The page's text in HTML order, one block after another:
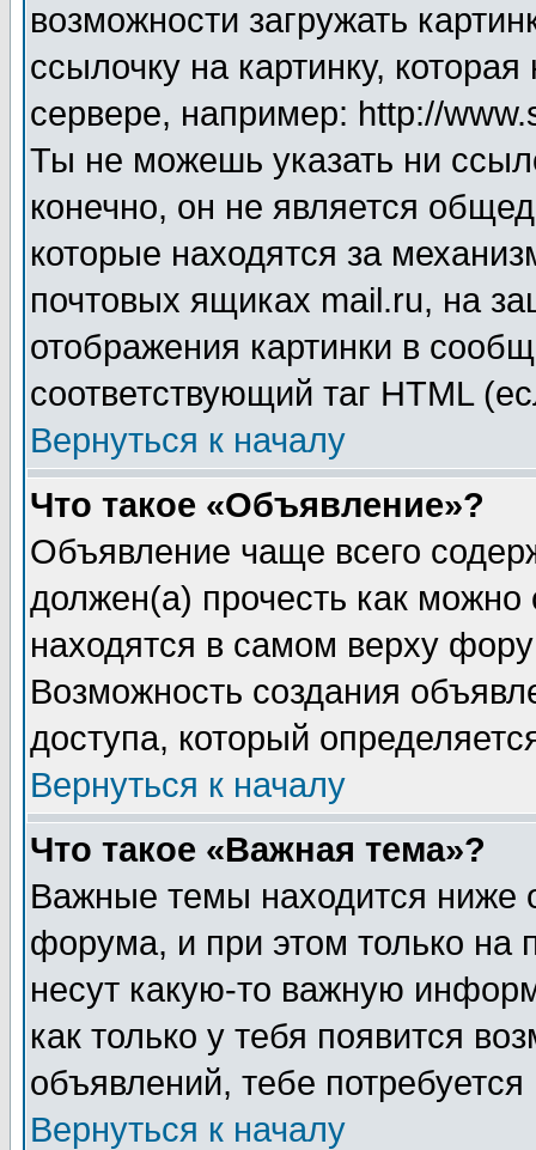
возможности загружать
ссылочку на картинку,
сервере, например: http://
Ты не можешь указать ни
конечно, он не является
которые находятся за
почтовых ящиках mail.ru, на
отображения картинки в
соответствующий таг HTML
Вернуться к началу
Что такое «Объявление»?
Объявление чаще всего
должен(а) прочесть как
находятся в самом верху
Возможность создания
доступа, который
Вернуться к началу
Что такое «Важная тема»?
Важные темы находится ниже
форума, и при этом только на
несут какую-то важную
как только у тебя появится
объявлений, тебе
Вернуться к началу